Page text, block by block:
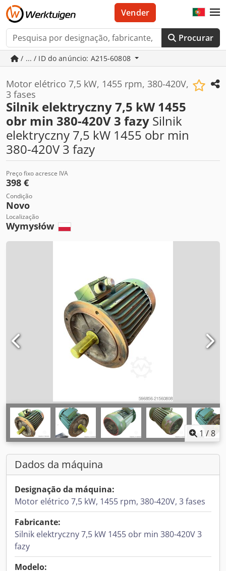
Procurar
Vender
/ ... / ID do anúncio: A215-60808
Motor elétrico 7,5 kW, 1455 rpm, 380-420V,
3 fases
Silnik elektryczny 7,5 kW 1455
obr min 380-420V 3 fazy Silnik
elektryczny 7,5 kW 1455 obr min
380-420V 3 fazy
Preço fixo acresce IVA
398 €
Condição
Novo
Localização
Wymysłów
1 /8
Dados da máquina
Designação da máquina:
Motor elétrico 7,5 kW, 1455 rpm, 380-420V, 3 fases
Fabricante:
Silnik elektryczny 7,5 kW 1455 obr min 380-420V 3
fazy
Modelo: